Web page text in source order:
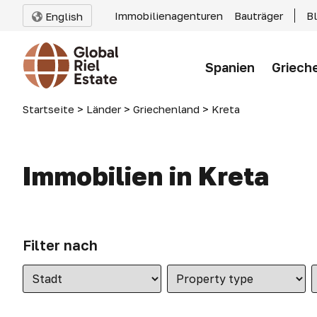
English Immobilienagenturen Bauträger
Spanien
Startseite > Länder > Griechenland > Kreta
Immobilien in Kreta
Filter nach